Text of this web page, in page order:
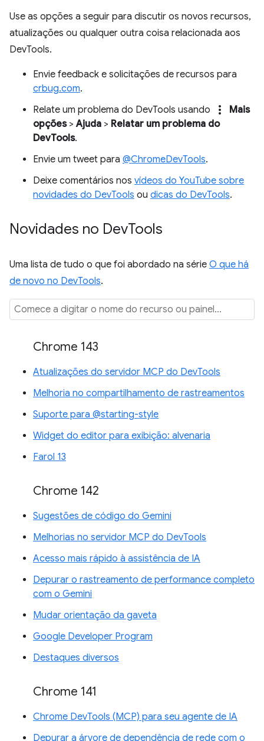
Use as opções a seguir para discutir os novos recursos,
atualizações ou qualquer outra coisa relacionada aos
DevTools.
Envie feedback e solicitações de recursos para
crbug.com.
Relate um problema do DevTools usando
more_vert
Mais
opções>Ajuda > Relatar um problema do
DevTools.
Envie um tweet para @ChromeDevTools.
Deixe comentários nos vídeos do YouTube sobre
novidades do DevTools ou dicas do DevTools.
Novidades no DevTools
Uma lista de tudo o que foi abordado na série O que há
de novo no DevTools.
Chrome 143
Atualizações do servidor MCP do DevTools
Melhoria no compartilhamento de rastreamentos
Suporte para @starting-style
Widget do editor para exibição: alvenaria
Farol 13
Chrome 142
Sugestões de código do Gemini
Melhorias no servidor MCP do DevTools
Acesso mais rápido à assistência de IA
Depurar o rastreamento de performance completo
com o Gemini
Mudar orientação da gaveta
Google Developer Program
Destaques diversos
Chrome 141
Chrome DevTools (MCP) para seu agente de IA
Depurar a árvore de dependência de rede com o